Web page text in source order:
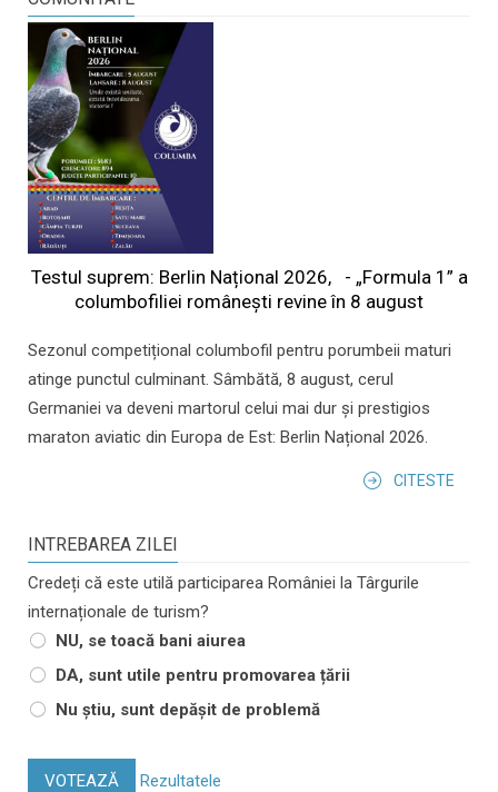
Testul suprem: Berlin Național 2026, - „Formula 1” a
columbofiliei româneşti revine în 8 august
Sezonul competițional columbofil pentru porumbeii maturi
atinge punctul culminant. Sâmbătă, 8 august, cerul
Germaniei va deveni martorul celui mai dur și prestigios
maraton aviatic din Europa de Est: Berlin Național 2026.
CITESTE
INTREBAREA ZILEI
Credeți că este utilă participarea României la Târgurile
internaționale de turism?
NU, se toacă bani aiurea
DA, sunt utile pentru promovarea țării
Nu știu, sunt depășit de problemă
VOTEAZĂ Rezultatele